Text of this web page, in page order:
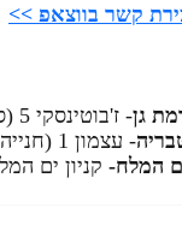
קשר בווצאפ >>
גן- ז'בוטינסקי 5 (סמוך לתחנת סבידור ולתחנת רכבת קלה אבא הילל, חנייה פרטית ללקוחות החנות בכתובת היצירה 3, רמת גן).
- עצמון 1 (חנייה פרטית במקום)
המלח- קניון ים